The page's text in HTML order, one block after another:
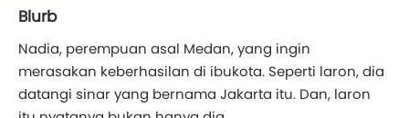
Blurb
Nadia, perempuan asal Medan, yang ingin
merasakan keberhasilan di ibukota. Seperti laron, dia
datangi sinar yang bernama Jakarta itu. Dan, laron